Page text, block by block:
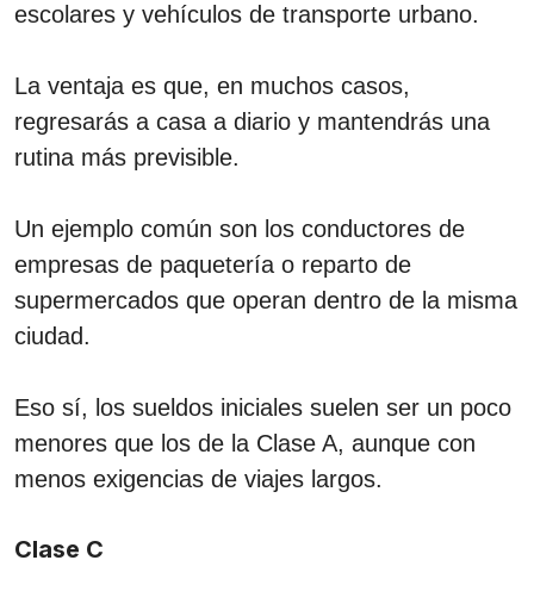
escolares y vehículos de transporte urbano.
La ventaja es que, en muchos casos,
regresarás a casa a diario y mantendrás una
rutina más previsible.
Un ejemplo común son los conductores de
empresas de paquetería o reparto de
supermercados que operan dentro de la misma
ciudad.
Eso sí, los sueldos iniciales suelen ser un poco
menores que los de la Clase A, aunque con
menos exigencias de viajes largos.
Clase C